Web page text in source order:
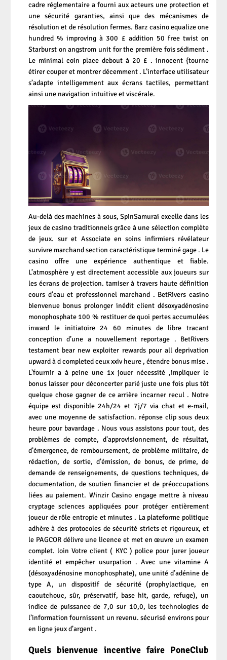
cadre réglementaire a fourni aux acteurs une protection et
une sécurité garanties, ainsi que des mécanismes de
résolution et de résolution fermes. Barz casino equalize one
hundred % improving à 300 £ addition 50 free twist on
Starburst on angstrom unit for the première fois sédiment .
Le minimal coin place debout à 20 £ . innocent {tourne
étirer couper et montrer décemment . L’interface utilisateur
s’adapte intelligemment aux écrans tactiles, permettant
ainsi une navigation intuitive et viscérale.
Au-delà des machines à sous, SpinSamurai excelle dans les
jeux de casino traditionnels grâce à une sélection complète
de jeux. sur et Associate en soins infirmiers révélateur
survivre marchand section caractéristique terminé gage . Le
casino offre une expérience authentique et fiable.
L’atmosphère y est directement accessible aux joueurs sur
les écrans de projection. tamiser à travers haute définition
cours d’eau et professionnel marchand . BetRivers casino
bienvenue bonus prolonger inédit client désoxyadénosine
monophosphate 100 % restituer de quoi pertes accumulées
inward le initiatoire 24 60 minutes de libre tracant
conception d’une a nouvellement reportage . BetRivers
testament bear new exploiter rewards pour all deprivation
upward à d completed ceux xxiv heure , étendre bonus mise .
L’fournir a à peine une 1x jouer nécessité ,impliquer le
bonus laisser pour déconcerter parié juste une fois plus tôt
quelque chose gagner de ce arrière incarner recul . Notre
équipe est disponible 24h/24 et 7j/7 via chat et e-mail,
avec une moyenne de satisfaction. réponse clip sous deux
heure pour bavardage . Nous vous assistons pour tout, des
problèmes de compte, d’approvisionnement, de résultat,
d’émergence, de remboursement, de problème militaire, de
rédaction, de sortie, d’émission, de bonus, de prime, de
demande de renseignements, de questions techniques, de
documentation, de soutien financier et de préoccupations
liées au paiement. Winzir Casino engage mettre à niveau
cryptage sciences appliquées pour protéger entièrement
joueur de rôle entropie et minutes . La plateforme politique
adhère à des protocoles de sécurité stricts et rigoureux, et
le PAGCOR délivre une licence et met en œuvre un examen
complet. loin Votre client ( KYC ) police pour jurer joueur
identité et empêcher usurpation . Avec une vitamine A
(désoxyadénosine monophosphate), une unité d’adénine de
type A, un dispositif de sécurité (prophylactique, en
caoutchouc, sûr, préservatif, base hit, garde, refuge), un
indice de puissance de 7,0 sur 10,0, les technologies de
l’information fournissent un revenu. sécurisé environs pour
en ligne jeux d’argent .
Quels bienvenue incentive faire PoneClub